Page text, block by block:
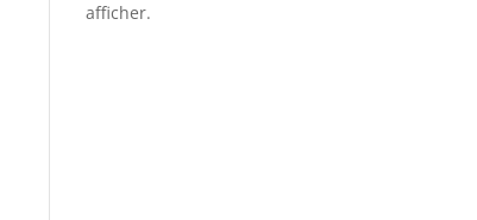
afficher.